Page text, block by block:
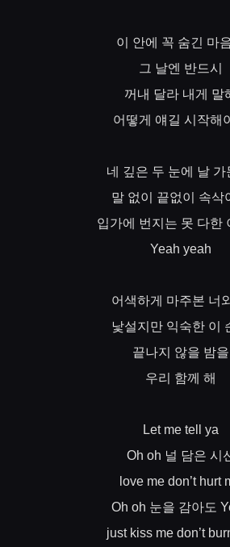
이 안에 꼭 숨긴 마
그 날엔 반드시
꺼내 달라 내게 말
어떻게 얘길 시작해
네 깊은 두 눈에 날 가
말 없이 끝없이
속삭
입가에 번지는 못 다한
Yeah yeah
어색하게 마주본 너
낯설지만 익숙한 이
끝나지 않을 밤을
우리 함께 해
Let me tell ya
Oh oh 널 담은 시
love me don’t hurt
Oh oh 눈을 감아도
just kiss me don’t